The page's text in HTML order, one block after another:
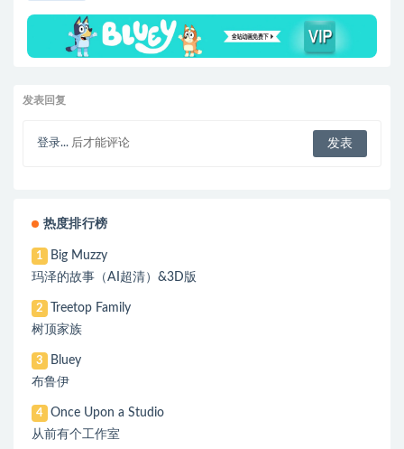
发表回复
登录... 后才能评论
热度排行榜
1
Big Muzzy
玛泽的故事（AI超清）&3D版
2
Treetop Family
树顶家族
3
Bluey
布鲁伊
4
Once Upon a Studio
从前有个工作室